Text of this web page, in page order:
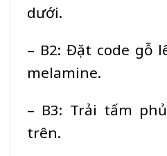
dưới.
– B2: Đặt code gỗ
melamine.
– B3: Trải tấm
trên.